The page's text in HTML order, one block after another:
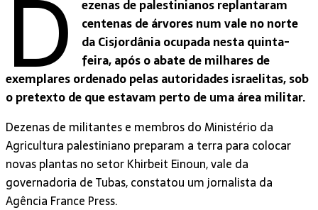
D
ezenas de palestinianos replantaram
centenas de árvores num vale no norte
da Cisjordânia ocupada nesta quinta-
feira, após o abate de milhares de
exemplares ordenado pelas autoridades israelitas, sob
o pretexto de que estavam perto de uma área militar.
Dezenas de militantes e membros do Ministério da
Agricultura palestiniano preparam a terra para colocar
novas plantas no setor Khirbeit Einoun, vale da
governadoria de Tubas, constatou um jornalista da
Agência France Press.